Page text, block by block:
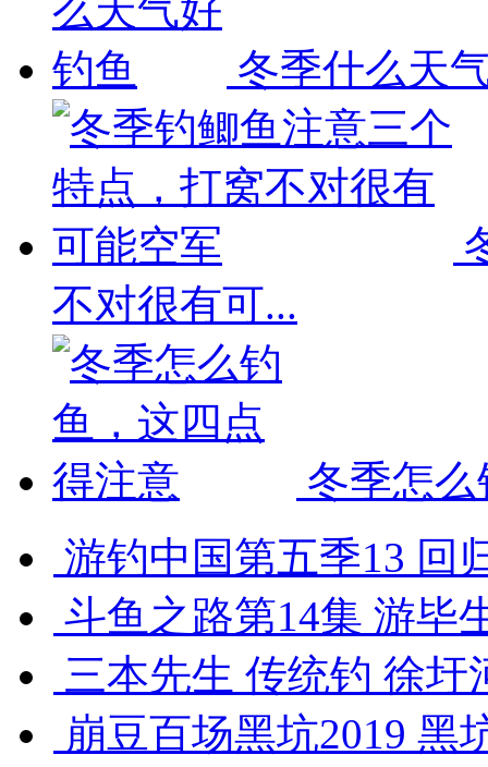
冬季什么天
不对很有可...
冬季怎
游钓中国第五季13 回
斗鱼之路第14集 游毕
三本先生 传统钓 徐圩
崩豆百场黑坑2019 黑